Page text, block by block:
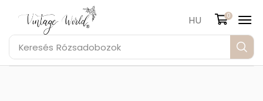
Keresés Rózsadobozok
HU 0